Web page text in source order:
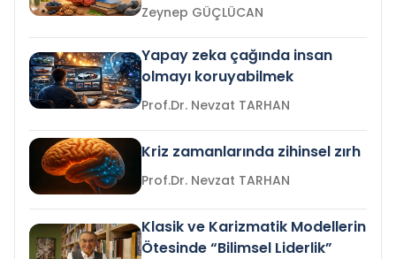
Zeynep GÜÇLÜCAN
Yapay zeka çağında insan
olmayı koruyabilmek
Prof.Dr. Nevzat TARHAN
Kriz zamanlarında zihinsel zırh
Prof.Dr. Nevzat TARHAN
Klasik ve Karizmatik Modellerin
Ötesinde “Bilimsel Liderlik”